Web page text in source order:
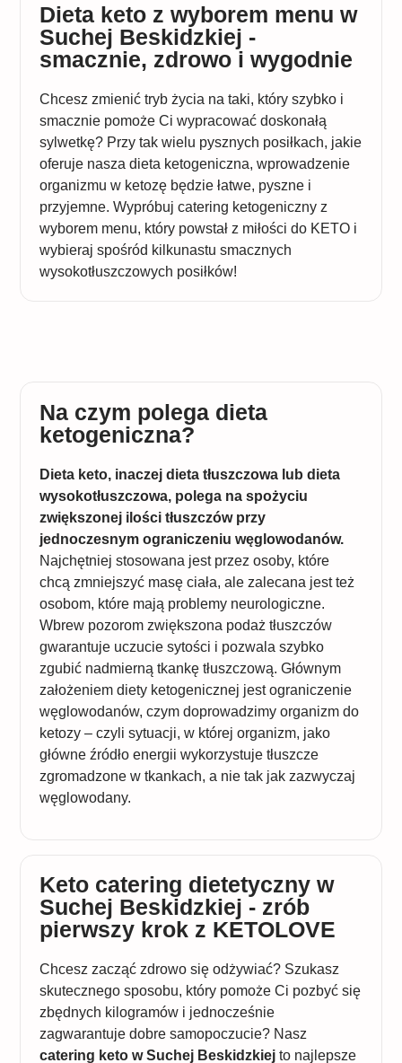
Dieta keto z wyborem menu w
Suchej Beskidzkiej -
smacznie, zdrowo i wygodnie
Chcesz zmienić tryb życia na taki, który szybko i
smacznie pomoże Ci wypracować doskonałą
sylwetkę? Przy tak wielu pysznych posiłkach, jakie
oferuje nasza dieta ketogeniczna, wprowadzenie
organizmu w ketozę będzie łatwe, pyszne i
przyjemne. Wypróbuj catering ketogeniczny z
wyborem menu, który powstał z miłości do KETO i
wybieraj spośród kilkunastu smacznych
wysokotłuszczowych posiłków!
Na czym polega dieta
ketogeniczna?
Dieta keto, inaczej dieta tłuszczowa lub dieta
wysokotłuszczowa, polega na spożyciu
zwiększonej ilości tłuszczów przy
jednoczesnym ograniczeniu węglowodanów.
Najchętniej stosowana jest przez osoby, które
chcą zmniejszyć masę ciała, ale zalecana jest też
osobom, które mają problemy neurologiczne.
Wbrew pozorom zwiększona podaż tłuszczów
gwarantuje uczucie sytości i pozwala szybko
zgubić nadmierną tkankę tłuszczową. Głównym
założeniem diety ketogenicznej jest ograniczenie
węglowodanów, czym doprowadzimy organizm do
ketozy – czyli sytuacji, w której organizm, jako
główne źródło energii wykorzystuje tłuszcze
zgromadzone w tkankach, a nie tak jak zazwyczaj
węglowodany.
Keto catering dietetyczny w
Suchej Beskidzkiej - zrób
pierwszy krok z KETOLOVE
Chcesz zacząć zdrowo się odżywiać? Szukasz
skutecznego sposobu, który pomoże Ci pozbyć się
zbędnych kilogramów i jednocześnie
zagwarantuje dobre samopoczucie? Nasz
catering keto w Suchej Beskidzkiejto najlepsze